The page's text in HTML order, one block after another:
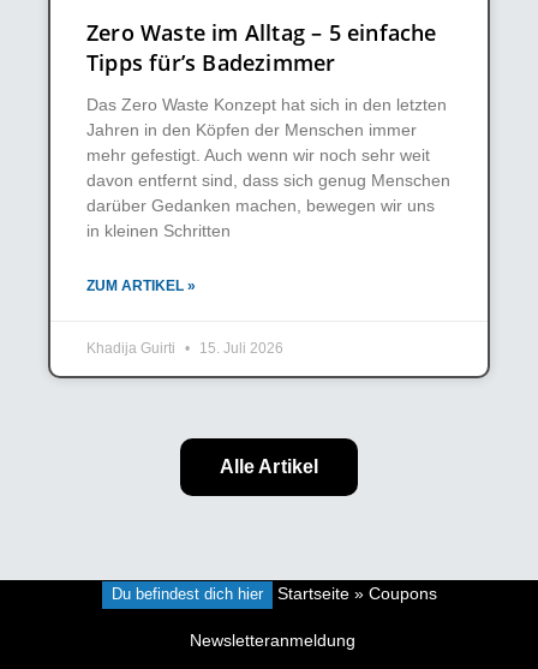
Zero Waste im Alltag – 5 einfache
Tipps für’s Badezimmer
Das Zero Waste Konzept hat sich in den letzten
Jahren in den Köpfen der Menschen immer
mehr gefestigt. Auch wenn wir noch sehr weit
davon entfernt sind, dass sich genug Menschen
darüber Gedanken machen, bewegen wir uns
in kleinen Schritten
ZUM ARTIKEL »
Khadija Guirti 15. Juli 2026
Alle Artikel
Du befindest dich hier Startseite» Coupons
Newsletteranmeldung